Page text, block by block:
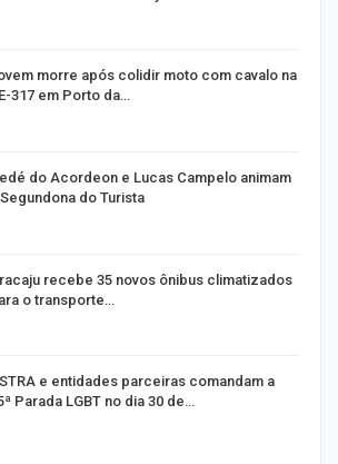
morre após colidir moto com cavalo na
317 em Porto da…
do Acordeon e Lucas Campelo animam
do Turista
recebe 35 novos ônibus climatizados
o transporte…
e entidades parceiras comandam a
Parada LGBT no dia 30 de…